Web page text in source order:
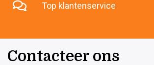
Top klantenservice
Contacteer ons